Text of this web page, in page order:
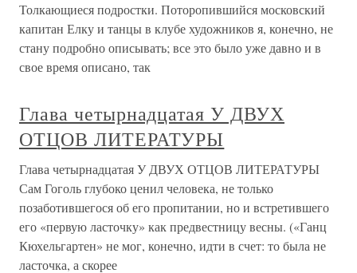
Толкающиеся подростки. Поторопившийся московский
капитан Елку и танцы в клубе художников я, конечно, не
стану подробно описывать; все это было уже давно и в
свое время описано, так
Глава четырнадцатая У ДВУХ
ОТЦОВ ЛИТЕРАТУРЫ
Глава четырнадцатая У ДВУХ ОТЦОВ ЛИТЕРАТУРЫ
Сам Гоголь глубоко ценил человека, не только
позаботившегося об его пропитании, но и встретившего
его «первую ласточку» как предвестницу весны. («Ганц
Кюхельгартен» не мог, конечно, идти в счет: то была не
ласточка, а скорее